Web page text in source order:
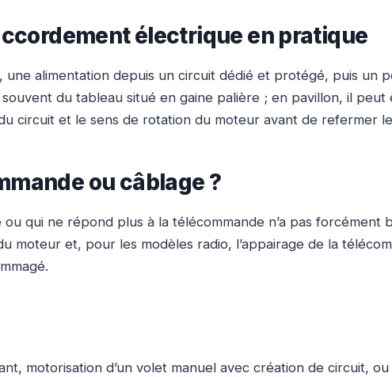
électrique en pratique
alimentation depuis un circuit dédié et protégé, puis un
du tableau situé en gaine palière ; en pavillon, il
circuit et le sens de rotation du moteur avant de refermer
ou câblage ?
qui ne répond plus à la télécommande n’a pas forcément
moteur et, pour les modèles radio, l’appairage de la
motorisation d’un volet manuel avec création de circuit,